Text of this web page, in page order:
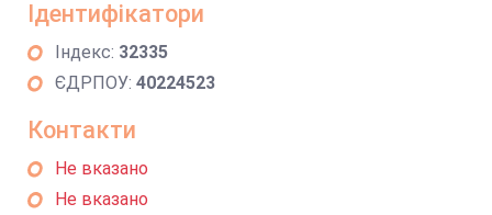
Ідентифікатори
Індекс: 32335
ЄДРПОУ: 40224523
Контакти
Не вказано
Не вказано